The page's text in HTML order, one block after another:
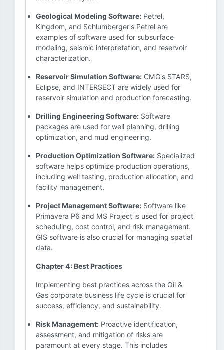
Geological Modeling Software: Petrel,
Kingdom, and Schlumberger's Petrel are
examples of software used for subsurface
modeling, seismic interpretation, and reservoir
characterization.
Reservoir Simulation Software: CMG's STARS,
Eclipse, and INTERSECT are widely used for
reservoir simulation and production forecasting.
Drilling Engineering Software: Software
packages are used for well planning, drilling
optimization, and mud engineering.
Production Optimization Software: Specialized
software helps optimize production operations,
including well testing, production allocation, and
facility management.
Project Management Software: Software like
Primavera P6 and MS Project is used for project
scheduling, cost control, and risk management.
GIS software is also crucial for managing spatial
data.
Chapter 4: Best Practices
Implementing best practices across the Oil &
Gas corporate business life cycle is crucial for
success, efficiency, and sustainability.
Risk Management: Proactive identification,
assessment, and mitigation of risks are
paramount at every stage. This includes